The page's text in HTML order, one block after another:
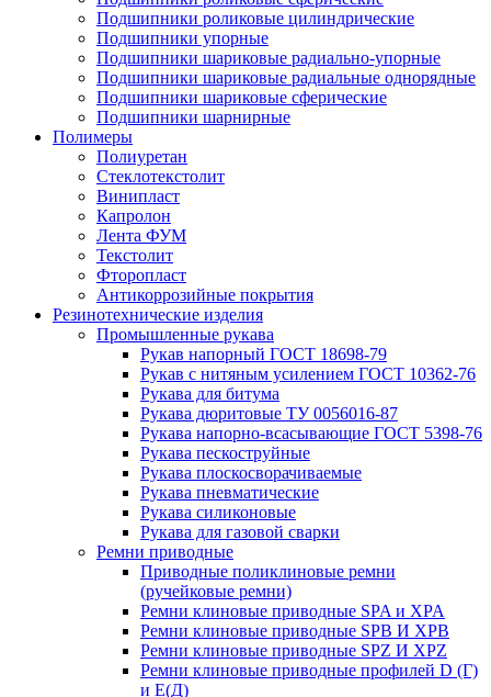
Подшипники роликовые цилиндрические
Подшипники упорные
Подшипники шариковые радиально-упорные
Подшипники шариковые радиальные однорядные
Подшипники шариковые сферические
Подшипники шарнирные
Полимеры
Полиуретан
Стеклотекстолит
Винипласт
Капролон
Лента ФУМ
Текстолит
Фторопласт
Антикоррозийные покрытия
Резинотехнические изделия
Промышленные рукава
Рукав напорный ГОСТ 18698-79
Рукав с нитяным усилением ГОСТ 10362-76
Рукава для битума
Рукава дюритовые ТУ 0056016-87
Рукава напорно-всасывающие ГОСТ 5398-76
Рукава пескоструйные
Рукава плоскосворачиваемые
Рукава пневматические
Рукава силиконовые
Рукава для газовой сварки
Ремни приводные
Приводные поликлиновые ремни
(ручейковые ремни)
Ремни клиновые приводные SPA и XPA
Ремни клиновые приводные SPB И XPB
Ремни клиновые приводные SPZ И XPZ
Ремни клиновые приводные профилей D (Г)
и Е(Д)